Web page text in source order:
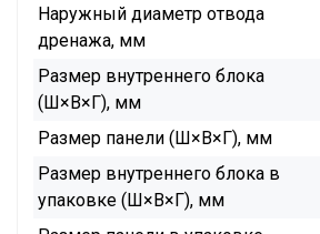
Наружный диаметр отвода
дренажа, мм
Размер внутреннего блока
(Ш×В×Г), мм
Размер панели (Ш×В×Г), мм
Размер внутреннего блока в
упаковке (Ш×В×Г), мм